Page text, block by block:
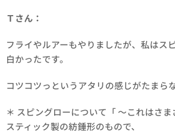
Ｔさん：
フライやルアーもやりましたが、私はス
白かったです。
コツコツっというアタリの感じがたまら
＊ スピングローについて「 ～これはさ
スティック製の紡錘形のもので、